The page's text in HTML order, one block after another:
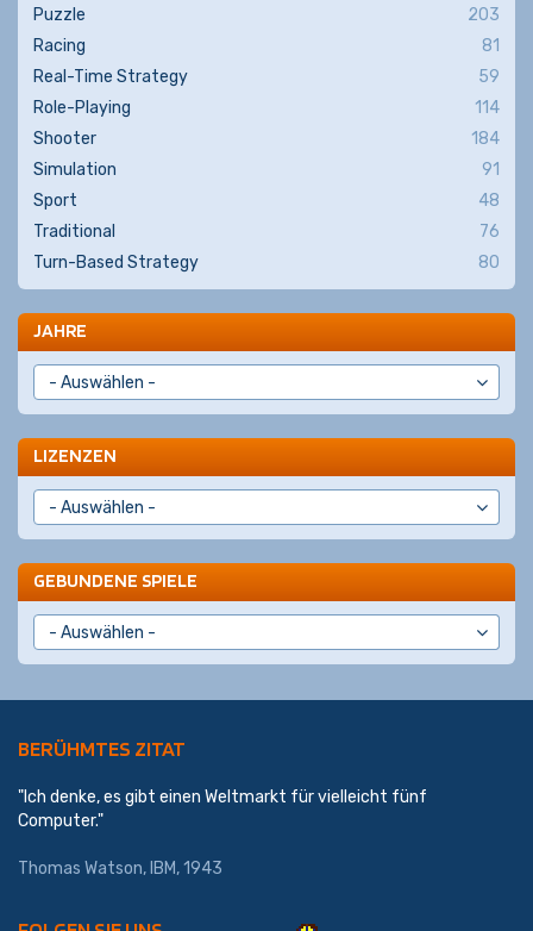
Puzzle
203
Racing
81
Real-Time Strategy
59
Role-Playing
114
Shooter
184
Simulation
91
Sport
48
Traditional
76
Turn-Based Strategy
80
JAHRE
LIZENZEN
GEBUNDENE SPIELE
BERÜHMTES ZITAT
"Ich denke, es gibt einen Weltmarkt für vielleicht fünf
Computer."
Thomas Watson, IBM, 1943